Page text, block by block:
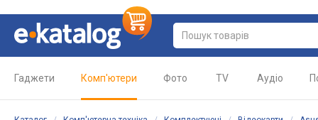
Гаджети Комп'ютери Фото TV Аудіо